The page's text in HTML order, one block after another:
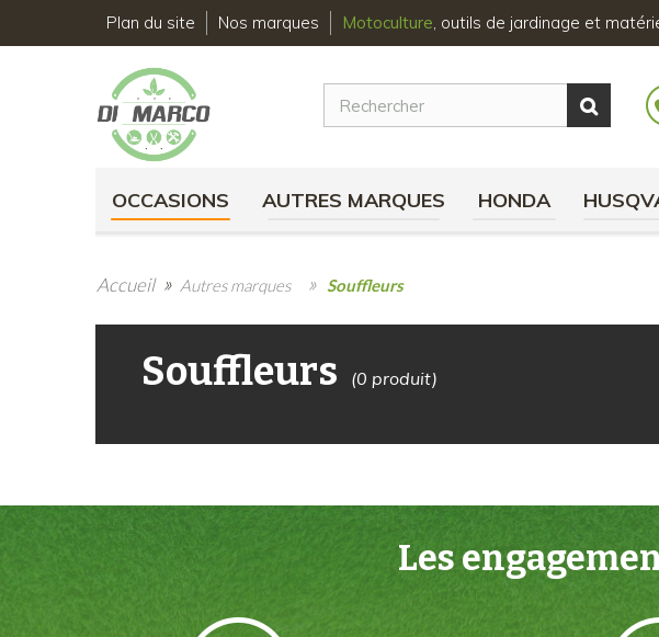
Plan du site Nos marques Motoculture, outils de jardinage et
OCCASIONS AUTRES MARQUES HONDA
Accueil » Autres marques » Souffleurs
Souffleurs (0 produit)
Les